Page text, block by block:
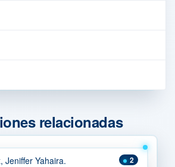
relacionadas
2
Jeniffer Yahaira.